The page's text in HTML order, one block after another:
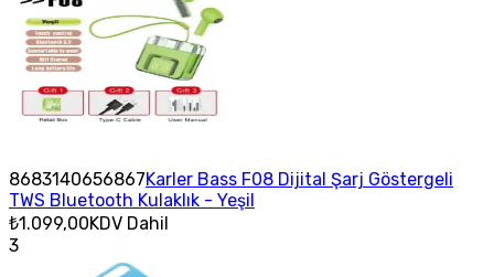
8683140656867Karler Bass F08 Dijital Şarj Göstergeli
TWS Bluetooth Kulaklık - Yeşil
₺1.099,00KDV Dahil
3